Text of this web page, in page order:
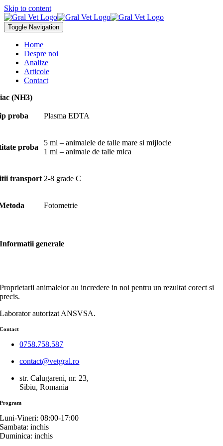
Skip to content
Toggle Navigation
Home
Despre noi
Analize
Articole
Contact
(NH3)
proba Plasma EDTA
proba
5 ml – animalele de talie mare si mijlocie
1 ml – animale de talie mica
transport 2-8 grade C
Fotometrie
Informatii generale
Proprietarii animalelor au incredere in noi pentru un rezultat corect si
precis.
Laborator autorizat ANSVSA.
Contact
0758.758.587
contact@vetgral.ro
str. Calugareni, nr. 23,
Sibiu, Romania
Program
Luni-Vineri: 08:00-17:00
Sambata: inchis
Duminica: inchis